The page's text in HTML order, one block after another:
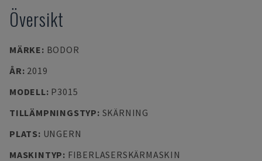
Översikt
MÄRKE: BODOR
ÅR: 2019
MODELL: P3015
TILLÄMPNINGSTYP: SKÄRNING
PLATS: UNGERN
MASKINTYP: FIBERLASERSKÄRMASKIN